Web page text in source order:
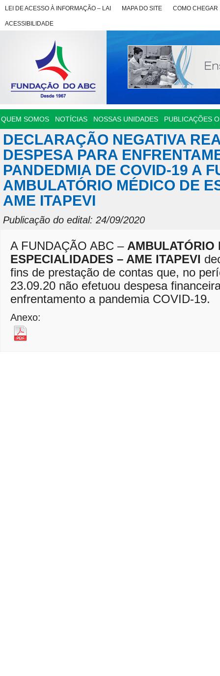
LEI DE ACESSO À INFORMAÇÃO – LAI MAPA DO SITE COMO CHEGAR
ACESSIBILIDADE
QUEM SOMOS NOTÍCIAS NOSSAS UNIDADES PUBLICAÇÕES
DECLARAÇÃO NEGATIVA
DESPESA PARA
PANDEDMIA DE COVID-19 A
AMBULATÓRIO MÉDICO DE
AME ITAPEVI
Publicação do edital: 24/09/2020
A FUNDAÇÃO ABC – AMBULATÓRIO
ESPECIALIDADES – AME ITAPEVI
fins de prestação de contas que, no
23.09.20 não efetuou despesa
enfrentamento a pandemia COVID-19.
Anexo: